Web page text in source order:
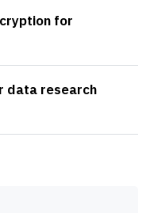
for
data research